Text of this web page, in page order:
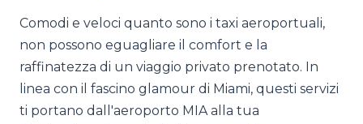
Comodi e veloci quanto sono i taxi aeroportuali,
non possono eguagliare il comfort e la
raffinatezza di un viaggio privato prenotato. In
linea con il fascino glamour di Miami, questi servizi
ti portano dall'aeroporto MIA alla tua